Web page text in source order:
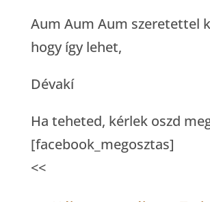
Aum Aum Aum szeretettel
hogy így lehet,
Dévakí
Ha teheted, kérlek oszd
[facebook_megosztas]
<<